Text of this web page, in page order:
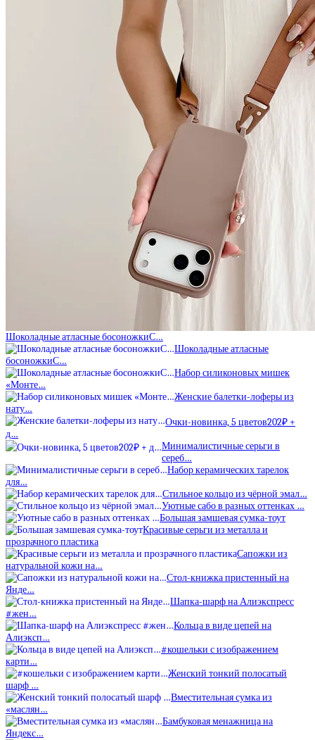
Шоколадные атласные босоножкиС…
Шоколадные атласные
босоножкиС…
Набор силиконовых мишек
«Монте…
Женские балетки-лоферы из
нату…
Очки-новинка, 5 цветов202₽ +
д…
Минималистичные серьги в
сереб…
Набор керамических тарелок
для…
Стильное кольцо из чёрной эмал…
Уютные сабо в разных оттенках …
Большая замшевая сумка-тоут
Красивые серьги из металла и
прозрачного пластика
Сапожки из
натуральной кожи на…
Стол-книжка пристенный на
Янде…
Шапка-шарф на Алиэкспресс
#жен…
Кольца в виде цепей на
Алиэксп…
#кошельки с изображением
карти…
Женский тонкий полосатый
шарф …
Вместительная сумка из
«маслян…
Бамбуковая менажница на
Яндекс…